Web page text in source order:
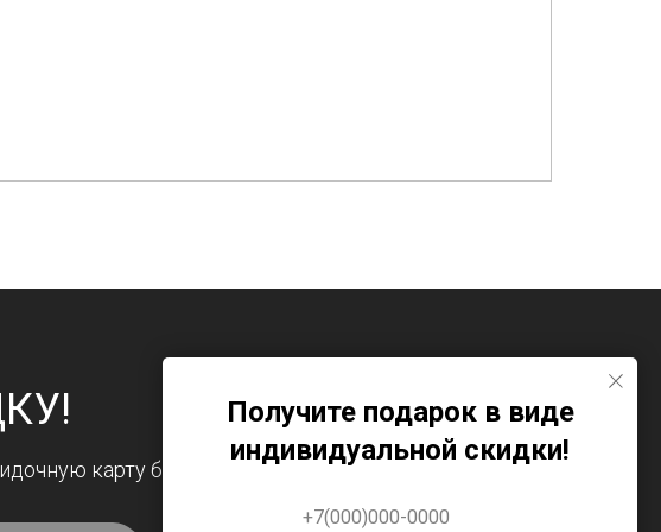
Получите подарок в виде
индивидуальной скидки!
+7(000)000-0000
карту бесплатно.